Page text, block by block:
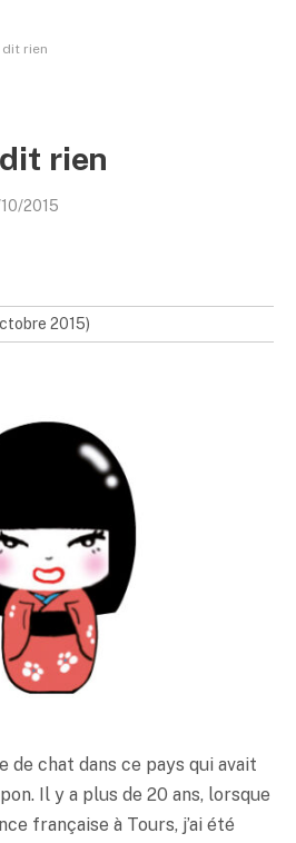
dit rien
rien
2015
2015)
de chat dans ce pays qui avait
Il y a plus de 20 ans, lorsque
française à Tours, j’ai été